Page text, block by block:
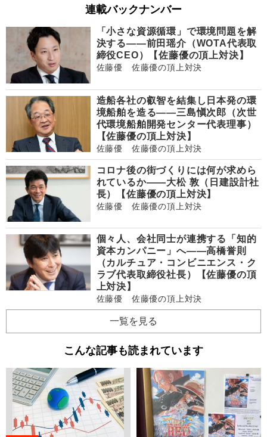
連載バックナンバー
「小さな資源循環」で環境問題を解
決する――前田瑶介（WOTA代表取
締役CEO）【佐藤優の頂上対決】
佐藤優 佐藤優の頂上対決
造船各社の叡智を結集し日本発の環
境船舶を造る――三島愼次郎（次世
代環境船舶開発センター代表理事）
【佐藤優の頂上対決】
佐藤優 佐藤優の頂上対決
コロナ後の街づくりには何が求めら
れているか――大松 敦（日建設計社
長）【佐藤優の頂上対決】
佐藤優 佐藤優の頂上対決
個々人、会社同士が連携する「知的
資本カンパニー」へ――高橋誉則
（カルチュア・コンビニエンス・ク
ラブ代表取締役社長）【佐藤優の頂
上対決】
佐藤優 佐藤優の頂上対決
一覧を見る
こんな記事も読まれています